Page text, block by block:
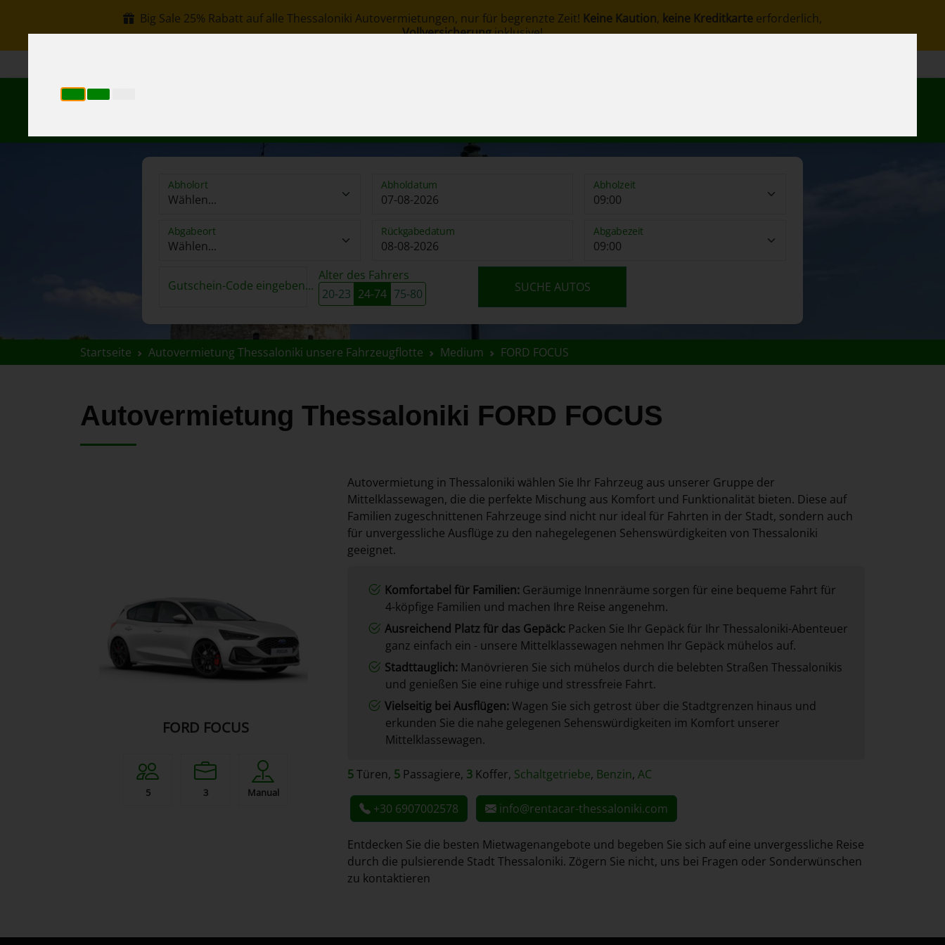
Big Sale 25% Rabatt auf alle Thessaloniki Autovermietungen, nur für begrenzte Zeit! Keine Kaution, keine Kreditkarte erforderlich,
Vollversicherunginklusive!
Abholort Abholdatum Abholzeit
Abgabeort Rückgabedatum Abgabezeit
Gutschein-Code eingeben...
Alter des Fahrers
20-23 24-74 75-80 SUCHE AUTOS
Startseite Autovermietung Thessaloniki unsere Fahrzeugflotte Medium FORD FOCUS
Autovermietung Thessaloniki FORD FOCUS
FORD FOCUS
5 3 Manual
Autovermietung in Thessaloniki wählen Sie Ihr Fahrzeug aus unserer Gruppe der
Mittelklassewagen, die die perfekte Mischung aus Komfort und Funktionalität bieten. Diese auf
Familien zugeschnittenen Fahrzeuge sind nicht nur ideal für Fahrten in der Stadt, sondern auch
für unvergessliche Ausflüge zu den nahegelegenen Sehenswürdigkeiten von Thessaloniki
geeignet.
Komfortabel für Familien: Geräumige Innenräume sorgen für eine bequeme Fahrt für
4-köpfige Familien und machen Ihre Reise angenehm.
Ausreichend Platz für das Gepäck: Packen Sie Ihr Gepäck für Ihr Thessaloniki-Abenteuer
ganz einfach ein - unsere Mittelklassewagen nehmen Ihr Gepäck mühelos auf.
Stadttauglich: Manövrieren Sie sich mühelos durch die belebten Straßen Thessalonikis
und genießen Sie eine ruhige und stressfreie Fahrt.
Vielseitig bei Ausflügen:Wagen Sie sich getrost über die Stadtgrenzen hinaus und
erkunden Sie die nahe gelegenen Sehenswürdigkeiten im Komfort unserer
Mittelklassewagen.
5Türen, 5 Passagiere, 3 Koffer, Schaltgetriebe, Benzin, AC
+30 6907002578 info@rentacar-thessaloniki.com
Entdecken Sie die besten Mietwagenangebote und begeben Sie sich auf eine unvergessliche Reise
durch die pulsierende Stadt Thessaloniki. Zögern Sie nicht, uns bei Fragen oder Sonderwünschen
zu kontaktieren